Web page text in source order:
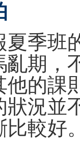
季班
亂期，
的課
狀況並
比較好